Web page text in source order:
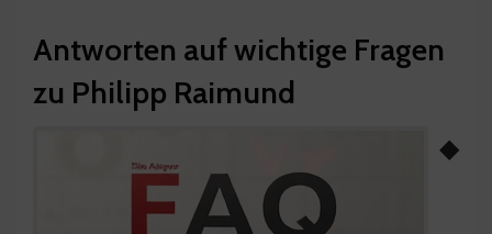
Antworten auf wichtige Fragen
zu Philipp Raimund
◆